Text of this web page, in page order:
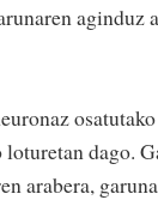
aginduz
dago.
arabera,